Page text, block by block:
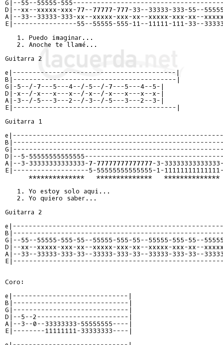
G|--55--55555-
D|--xx--xxxxx-xxx-77--77777-777-33--33333-333-55--
A|--33--33333-333-xx--xxxxx-xxx-xx--xxxxx-xxx-xx--
E|----------------55--55555-555-11--11111-111-33--
   1. Puedo imaginar...
   2. Anoche te llamé...
Guitarra 2
e|-----------------------------------------|
B|-----------------------------------------|
G|-5--/-7---5---4--/-5--/-7---5---4--5-|
D|-x--/-x---x---x--/-x--/-x---x---x--x-|
A|-3--/-5---3---2--/-3--/-5---3---2--3-|
E|-----------------------------------------|
Guitarra 1
D|--5-
A|--3-33333333333333-7-77777777777777-3-
E|-------------------5-55555555555555-1-11111111111111-
**************   **************   **************
   1. Yo estoy solo aqui...
   2. Yo quiero saber...
Guitarra 2
G|--55--55555-555-55--55555-555-55--55555-555-55--
D|--xx--xxxxx-xxx-xx--xxxxx-xxx-xx--xxxxx-xxx-xx--
A|--33--33333-333-33--33333-333-33--33333-333-33--
Coro:
e|-----------------------------|
B|-----------------------------|
G|-----------------------------|
D|--5--2-----------------------|
A|--3--0--33333333-55555555----|
E|--------11111111-33333333----|